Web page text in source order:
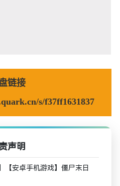
链接
s/f37ff1631837
声明
【安卓手机游戏】僵尸末日